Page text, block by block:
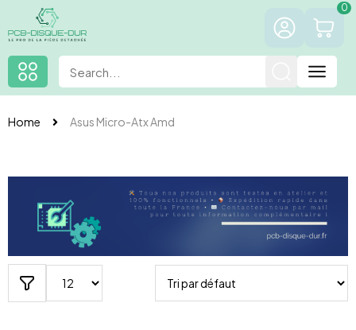
0
Home Asus Micro-Atx Amd